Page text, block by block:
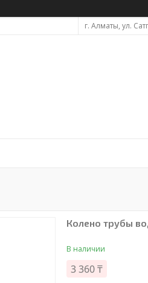
г. Алматы, ул.
Колено трубы
В наличии
3 360 ₸